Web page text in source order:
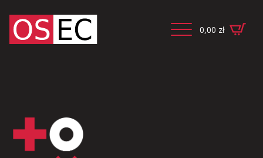
0,00 zł